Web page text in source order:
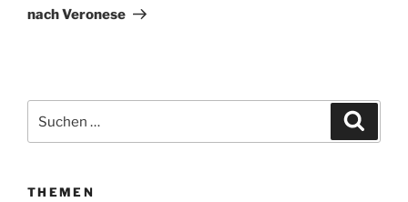
Beitrag
nach Veronese
nach:
THEMEN